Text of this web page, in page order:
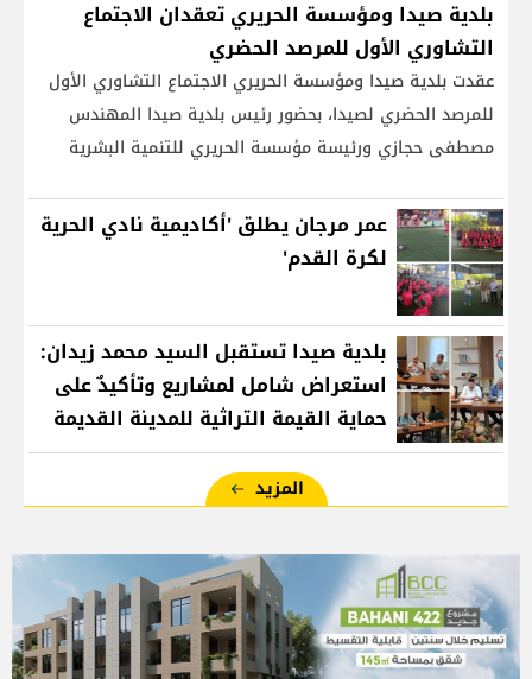
بلدية صيدا ومؤسسة الحريري تعقدان الاجتماع
التشاوري الأول للمرصد الحضري
عقدت بلدية صيدا ومؤسسة الحريري الاجتماع التشاوري الأول
للمرصد الحضري لصيدا، بحضور رئيس بلدية صيدا المهندس
مصطفى حجازي ورئيسة مؤسسة الحريري للتنمية البشرية
إنجي عتروني، براء الحريري، ووائل قصب، إلى جانب ممثلين عن
القوى والفاعليات المشاركة، وذلك بهدف
عمر مرجان يطلق 'أكاديمية نادي الحرية
لكرة القدم'
بلدية صيدا تستقبل السيد محمد زيدان:
استعراض شامل لمشاريع وتأكيدٌ على
حماية القيمة التراثية للمدينة القديمة
المزيد